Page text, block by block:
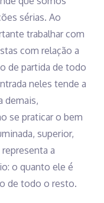
sérias. Ao
trabalhar com
com relação a
de partida de todo
neles tende a
demais,
se praticar o bem
superior,
a
o quanto ele é
de todo o resto.